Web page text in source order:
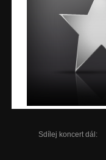
Sdílej koncert dál: